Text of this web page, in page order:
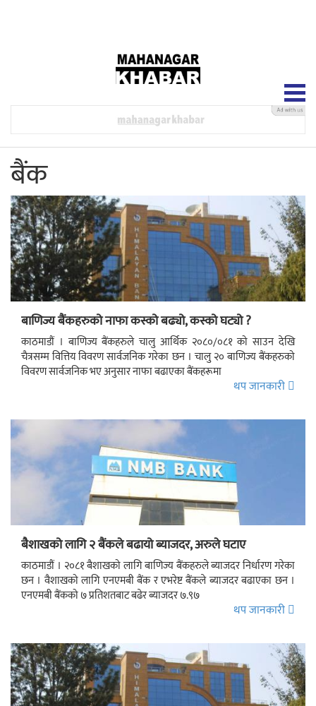
बैंक
बाणिज्य बैंकहरुको नाफा कस्को बढ्यो, कस्को घट्यो ?
काठमाडौं । बाणिज्य बैंकहरुले चालु आर्थिक २०८०/०८१ को साउन देखि
चैत्रसम्म वित्तिय विवरण सार्वजनिक गरेका छन । चालु २० बाणिज्य बैंकहरुको
विवरण सार्वजनिक भए अनुसार नाफा बढाएका बैंकहरूमा
थप जानकारी
बैशाखको लागि २ बैंकले बढायो ब्याजदर, अरुले घटाए
काठमाडौं । २०८१ बैशाखको लागि बाणिज्य बैंकहरुले ब्याजदर निर्धारण गरेका
छन । वैशाखको लागि एनएमबी बैंक र एभरेष्ट बैंकले ब्याजदर बढाएका छन ।
एनएमबी बैंकको ७ प्रतिशतबाट बढेर ब्याजदर ७.९७
थप जानकारी